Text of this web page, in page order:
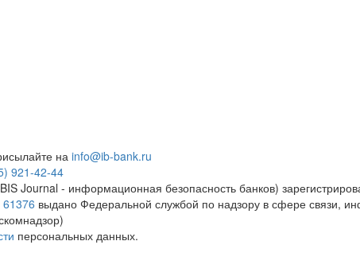
на info@ib-bank.ru
921-42-44
Journal - информационная безопасность банков)
выдано Федеральной службой по надзору в сфере связи,
персональных данных.